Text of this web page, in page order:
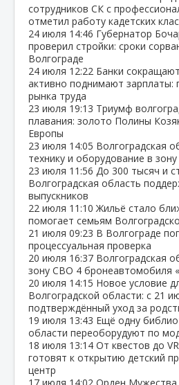
сотрудников СК с
отметил работу кадетских
24 июля 14:46 Губернатор
проверил стройки: сроки
Волгограде
24 июля 12:22 Банки
активно поднимают зарплаты:
рынка труда
23 июля 19:13 Триумф
плавания: золото Полины
Европы
23 июля 14:05 Волгоградская
технику и оборудование в
23 июля 11:56 До 300 тысяч и
Волгоградская область
выпускников
22 июля 11:10 Жильё стало
помогает семьям
21 июля 09:23 В Волгограде
процессуальная проверка
20 июля 16:37 Волгоградская
зону СВО 4 бронеавтомобиля
20 июля 14:15 Новое условие
Волгоградской области: с 21
подтверждённый уход за
19 июля 13:43 Ещё одну
области переоборудуют по
18 июля 13:14 От квестов до
готовят к открытию детский
центр